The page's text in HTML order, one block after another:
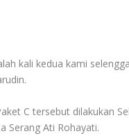
kali kedua kami
C tersebut dilakukan
Serang Ati Rohayati.